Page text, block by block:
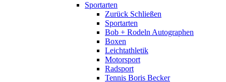
Sportarten
Zurück Schließen
Sportarten
Bob + Rodeln Autographen
Boxen
Leichtathletik
Motorsport
Radsport
Tennis Boris Becker